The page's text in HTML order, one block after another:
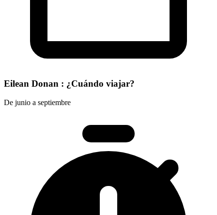
Eilean Donan : ¿Cuándo viajar?
De junio a septiembre